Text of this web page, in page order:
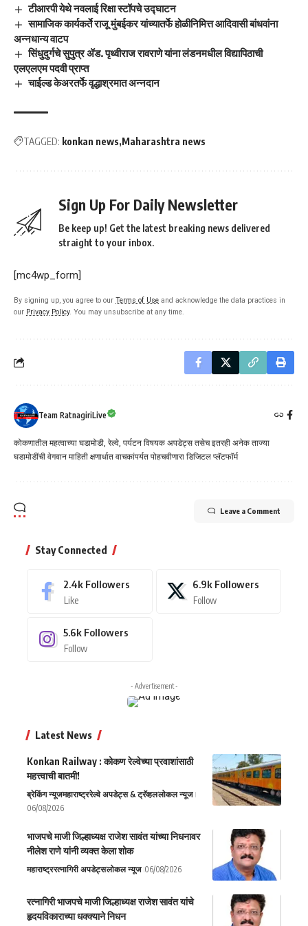
टीआरपी येथे नवलाई रिक्षा स्टॉपचे उद्घाटन
सामाजिक कार्यकर्ते राजू मुंबईकर यांच्यातर्फे होळीनिमित्त आदिवासी बांधवांना
अन्नधान्य वाटप
सिंधुदुर्गचे सुपुत्र ॲड. पृथ्वीराज रावराणे यांना लंडनमधील विद्यापिठाची
एलएलएम पदवी प्राप्त
चाईल्ड केअरतर्फे वृद्धाश्रमात अन्नदान
TAGGED: konkan news Maharashtra news
Sign Up For Daily Newsletter
Be keep up! Get the latest breaking news delivered
straight to your inbox.
[mc4wp_form]
By signing up, you agree to our Terms of Use and acknowledge the data practices in
our Privacy Policy. You may unsubscribe at any time.
Team RatnagiriLive
कोकणातील महत्वाच्या घडामोडी, रेल्वे, पर्यटन विषयक अपडेट्स तसेच इतरही अनेक ताज्या
घडामोडींची वेगवान माहिती क्षणार्धात वाचकांपर्यत पोहचवीणारा डिजिटल प्लॅटफॉर्म
Leave a Comment
Stay Connected
2.4k Followers
Like
6.9k Followers
Follow
5.6k Followers
Follow
- Advertisement -
Latest News
Konkan Railway : कोकण रेल्वेच्या प्रवाशांसाठी
महत्त्वाची बातमी!
ब्रेकिंग न्यूजमहाराष्ट्ररेल्वे अपडेट्स & ट्रॅव्हललोकल न्यूज
06/08/2026
भाजपचे माजी जिल्हाध्यक्ष राजेश सावंत यांच्या निधनावर
नीलेश राणे यांनी व्यक्त केला शोक
महाराष्ट्ररत्नागिरी अपडेट्सलोकल न्यूज 06/08/2026
रत्नागिरी भाजपचे माजी जिल्हाध्यक्ष राजेश सावंत यांचे
हृदयविकाराच्या धक्क्याने निधन